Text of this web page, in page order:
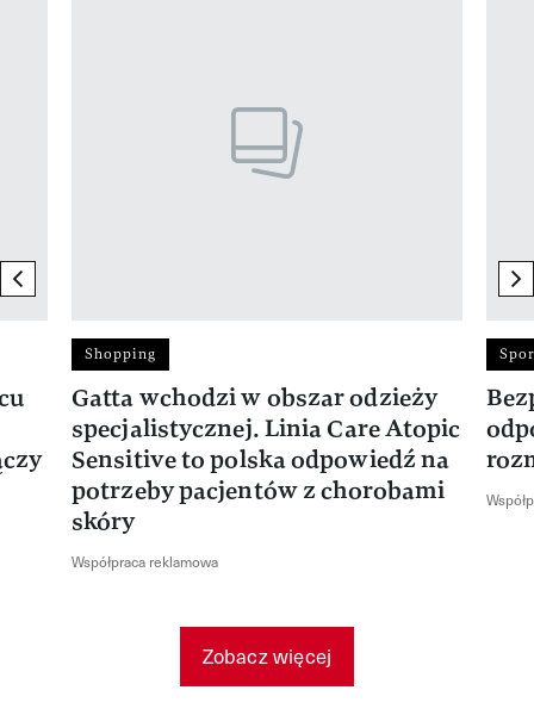
previous element
Shopping
Gatta wchodzi w obszar odzieży
specjalistycznej. Linia Care Atopic
Sensitive to polska odpowiedź na
potrzeby pacjentów z chorobami
skóry
Współpraca reklamowa
Zobacz więcej